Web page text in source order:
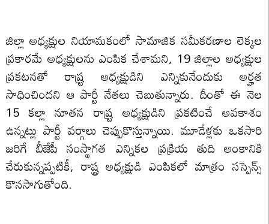
జిల్లా అధ్యక్షుల నియామకంలో సామాజిక సమీకరణాల లెక్కల
ప్రకారమే అధ్యక్షులను ఎంపిక చేశామని, 19 జిల్లాల అధ్యక్షుల
ప్రకటనతో రాష్ర్ట అధ్యక్షుడిని ఎన్నికునేందుకు అర్హత
సాధించిందని ఆ పార్టీ నేతలు చెబుతున్నారు. దీంతో ఈ నెల
15 కల్లా నూతన రాష్ర్ట అధ్యక్షుడిని ప్రకటించే అవకాశం
ఉన్నట్లు పార్టీ వర్గాలు చెప్పుకొస్తున్నాయి. మూడేళ్లకు ఒకసారి
జరిగే బీజేపీ సంస్థాగత ఎన్నికల ప్రక్రియ తుది అంకానికి
చేరుకున్నప్పటికీ, రాష్ట్ర అధ్యక్షుడి ఎంపికలో మాత్రం సస్పెన్స్
కొనసాగుతోంది.